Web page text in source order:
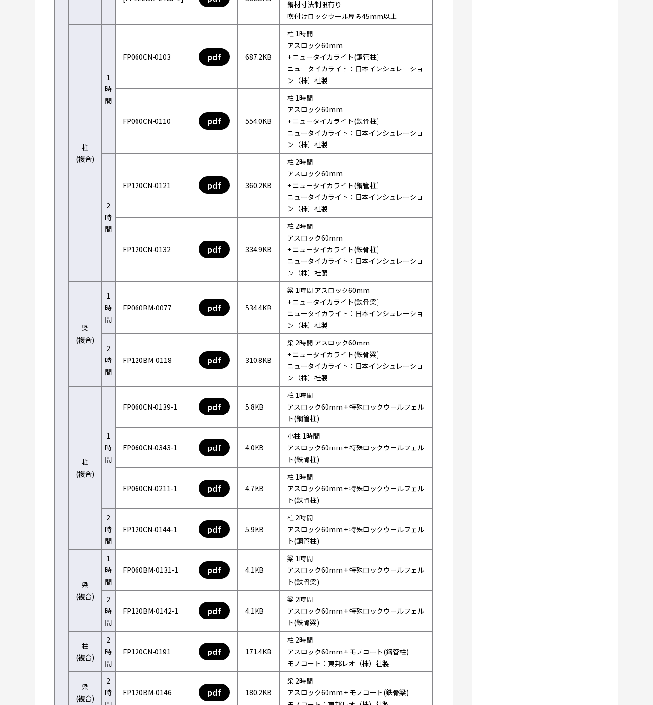
鋼材寸法制限有り
吹付けロックウール厚み45mm以上
柱
(複合)
1
時
間
FP060CN-0103 pdf 687.2KB
柱 1時間
アスロック60mm
+ ニュータイカライト(鋼管柱)
ニュータイカライト：日本インシュレーショ
ン（株）社製
FP060CN-0110 pdf 554.0KB
柱 1時間
アスロック60mm
+ ニュータイカライト(鉄骨柱)
ニュータイカライト：日本インシュレーショ
ン（株）社製
2
時
間
FP120CN-0121 pdf 360.2KB
柱 2時間
アスロック60mm
+ ニュータイカライト(鋼管柱)
ニュータイカライト：日本インシュレーショ
ン（株）社製
FP120CN-0132 pdf 334.9KB
柱 2時間
アスロック60mm
+ ニュータイカライト(鉄骨柱)
ニュータイカライト：日本インシュレーショ
ン（株）社製
梁
(複合)
1
時
間
FP060BM-0077 pdf 534.4KB
梁 1時間 アスロック60mm
+ ニュータイカライト(鉄骨梁)
ニュータイカライト：日本インシュレーショ
ン（株）社製
2
時
間
FP120BM-0118 pdf 310.8KB
梁 2時間 アスロック60mm
+ ニュータイカライト(鉄骨梁)
ニュータイカライト：日本インシュレーショ
ン（株）社製
柱
(複合)
1
時
間
FP060CN-0139-1 pdf 5.8KB
柱 1時間
アスロック60mm + 特殊ロックウールフェル
ト(鋼管柱)
FP060CN-0343-1 pdf 4.0KB
小柱 1時間
アスロック60mm + 特殊ロックウールフェル
ト(鉄骨柱)
FP060CN-0211-1 pdf 4.7KB
柱 1時間
アスロック60mm + 特殊ロックウールフェル
ト(鉄骨柱)
2
時
間
FP120CN-0144-1 pdf 5.9KB
柱 2時間
アスロック60mm + 特殊ロックウールフェル
ト(鋼管柱)
梁
(複合)
1
時
間
FP060BM-0131-1 pdf 4.1KB
梁 1時間
アスロック60mm + 特殊ロックウールフェル
ト(鉄骨梁)
2
時
間
FP120BM-0142-1 pdf 4.1KB
梁 2時間
アスロック60mm + 特殊ロックウールフェル
ト(鉄骨梁)
柱
(複合)
2
時
間
FP120CN-0191 pdf 171.4KB
柱 2時間
アスロック60mm + モノコート(鋼管柱)
モノコート：東邦レオ（株）社製
梁
(複合)
2
時
FP120BM-0146 pdf 180.2KB
梁 2時間
アスロック60mm + モノコート(鉄骨梁)